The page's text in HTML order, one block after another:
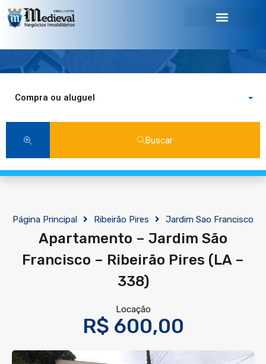
Compra ou aluguel
Buscar
Página Principal Ribeirão Pires Jardim Sao Francisco
Apartamento – Jardim São
Francisco – Ribeirão Pires (LA –
338)
Locação
R$ 600,00